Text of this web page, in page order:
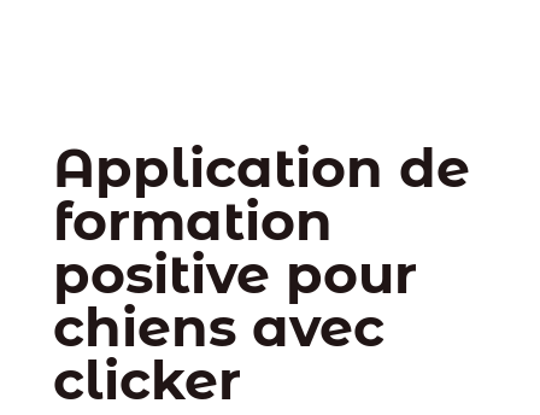
Application de
formation
positive pour
chiens avec
clicker